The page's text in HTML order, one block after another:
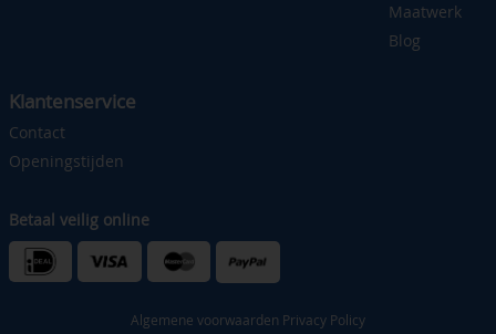
Maatwerk
Blog
Klantenservice
Contact
Openingstijden
Betaal veilig online
Algemene voorwaarden Privacy Policy